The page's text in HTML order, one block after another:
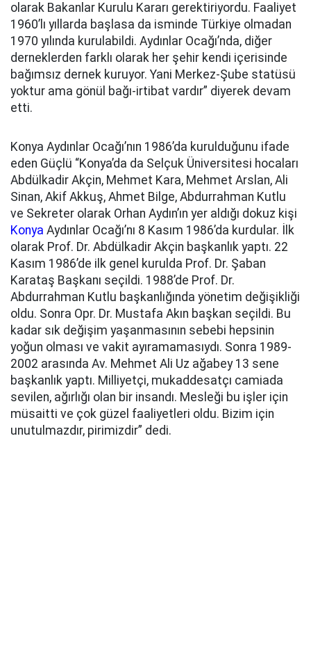
olarak Bakanlar Kurulu Kararı gerektiriyordu. Faaliyet
1960’lı yıllarda başlasa da isminde Türkiye olmadan
1970 yılında kurulabildi. Aydınlar Ocağı’nda, diğer
derneklerden farklı olarak her şehir kendi içerisinde
bağımsız dernek kuruyor. Yani Merkez-Şube statüsü
yoktur ama gönül bağı-irtibat vardır” diyerek devam
etti.
Konya Aydınlar Ocağı’nın 1986’da kurulduğunu ifade
eden Güçlü “Konya’da da Selçuk Üniversitesi hocaları
Abdülkadir Akçin, Mehmet Kara, Mehmet Arslan, Ali
Sinan, Akif Akkuş, Ahmet Bilge, Abdurrahman Kutlu
ve Sekreter olarak Orhan Aydın’ın yer aldığı dokuz kişi
Konya Aydınlar Ocağı’nı 8 Kasım 1986’da kurdular. İlk
olarak Prof. Dr. Abdülkadir Akçin başkanlık yaptı. 22
Kasım 1986’de ilk genel kurulda Prof. Dr. Şaban
Karataş Başkanı seçildi. 1988’de Prof. Dr.
Abdurrahman Kutlu başkanlığında yönetim değişikliği
oldu. Sonra Opr. Dr. Mustafa Akın başkan seçildi. Bu
kadar sık değişim yaşanmasının sebebi hepsinin
yoğun olması ve vakit ayıramamasıydı. Sonra 1989-
2002 arasında Av. Mehmet Ali Uz ağabey 13 sene
başkanlık yaptı. Milliyetçi, mukaddesatçı camiada
sevilen, ağırlığı olan bir insandı. Mesleği bu işler için
müsaitti ve çok güzel faaliyetleri oldu. Bizim için
unutulmazdır, pirimizdir” dedi.